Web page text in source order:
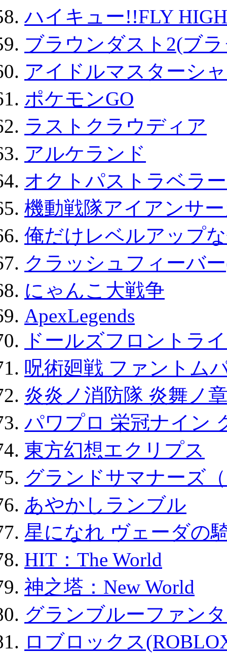
ハイキュー!!FLY HIGH
ブラウンダスト2(ブ
アイドルマスターシ
ポケモンGO
ラストクラウディア
アルケランド
オクトパストラベラ
機動戦隊アイアンサ
俺だけレベルアップ
クラッシュフィーバ
にゃんこ大戦争
ApexLegends
ドールズフロントラ
呪術廻戦 ファントム
炎炎ノ消防隊 炎舞ノ
パワプロ 栄冠ナイン
東方幻想エクリプス
グランドサマナーズ
あやかしランブル
星になれ ヴェーダの
HIT：The World
神之塔：New World
グランブルーファン
ロブロックス